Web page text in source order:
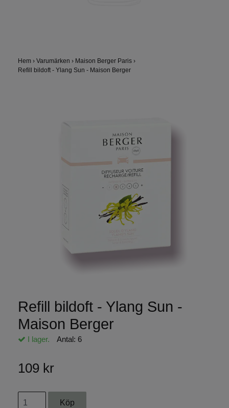
Hem › Varumärken › Maison Berger Paris ›
Refill bildoft - Ylang Sun - Maison Berger
Refill bildoft - Ylang Sun -
Maison Berger
I lager. Antal: 6
109 kr